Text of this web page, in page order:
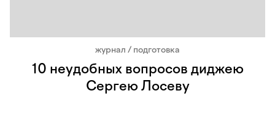
журнал / подготовка
10 неудобных вопросов диджею
Сергею Лосеву